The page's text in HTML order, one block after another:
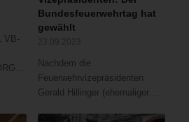
VB-
LÖSCHWASSERVERSORGUNG“…
Bundesfeuerwehrtag hat
gewählt
Nachdem die
Feuerwehrvizepräsidenten
Gerald Hillinger (ehemaliger…